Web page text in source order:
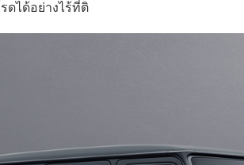
ดได้อย่างไร้ที่ติ